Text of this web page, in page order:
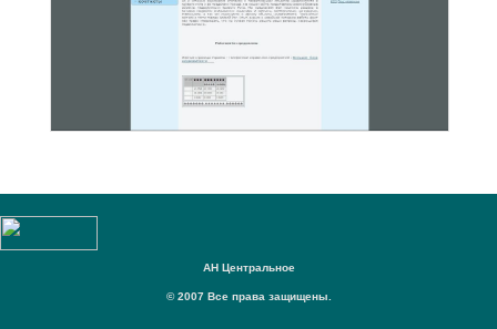
АН Центральное
© 2007 Все права защищены.